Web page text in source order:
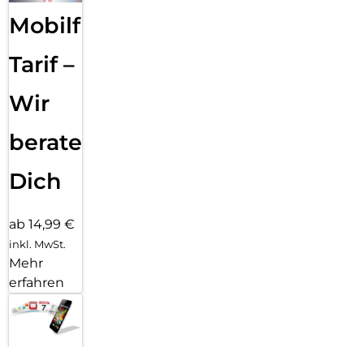
g47. Ganz klar deine besteAufnahme.
Mobilfunk
Tarif –
Wir
beraten
Dich
ab 14,99 €
inkl. MwSt.
Mehr
erfahren